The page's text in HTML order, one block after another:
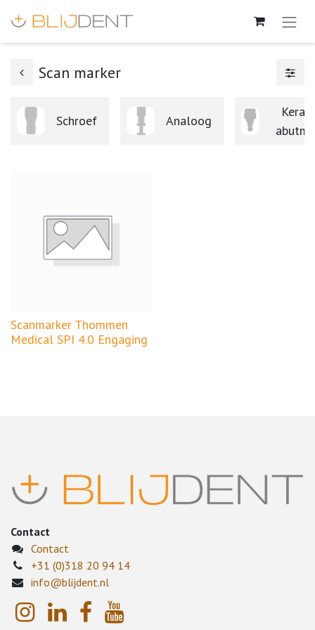
Scan marker
Schroef Analoog
Scanmarker Thommen
Medical SPI 4.0 Engaging
Contact
Contact
+31 (0)318 20 94 14
info@blijdent.nl